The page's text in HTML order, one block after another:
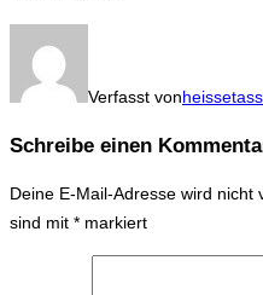
Verfasst von
Schreibe einen
Deine E-Mail-Adresse wird nicht
sind mit * markiert